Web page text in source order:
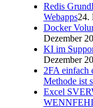
Redis
Webapps24.
Docker
Dezember
KI im
Dezember
2FA einfach
Methode ist
Excel